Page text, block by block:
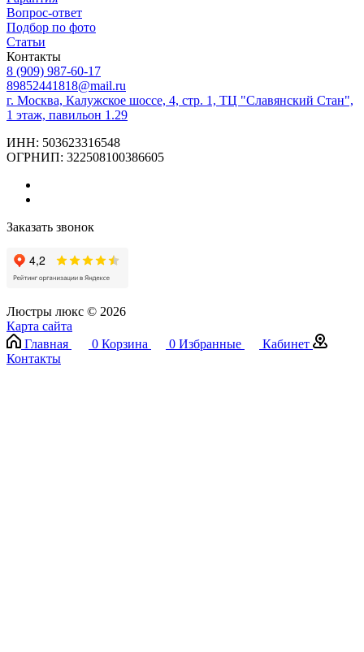
Вопрос-ответ
Подбор по фото
Статьи
Контакты
8 (909) 987-60-17
89852441818@mail.ru
г. Москва, Калужское шоссе, 4, стр. 1, ТЦ "Славянский Стан",
1 этаж, павильон 1.29
ИНН: 503623316548
ОГРНИП: 322508100386605
Заказать звонок
Люстры люкс © 2026
Карта сайта
Главная
0 Корзина 0 Избранные
Кабинет
Контакты